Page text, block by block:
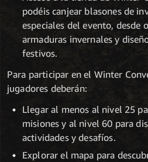
podéis canjear blasones de
especiales del evento, desde
armaduras invernales y
festivos.
Para participar en el Winter
jugadores deberán:
Llegar al menos al nivel 25
misiones y al nivel 60 para
actividades y desafíos.
Explorar el mapa para